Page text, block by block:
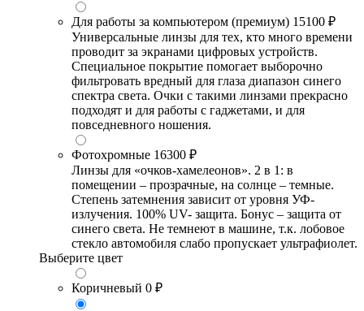
Для работы за компьютером (премиум) 15100 ₽
Универсальные линзы для тех, кто много времени
проводит за экранами цифровых устройств.
Специальное покрытие помогает выборочно
фильтровать вредный для глаза диапазон синего
спектра света. Очки с такими линзами прекрасно
подходят и для работы с гаджетами, и для
повседневного ношения.
Фотохромные 16300 ₽
Линзы для «очков-хамелеонов». 2 в 1: в
помещении – прозрачные, на солнце – темные.
Степень затемнения зависит от уровня УФ-
излучения. 100% UV- защита. Бонус – защита от
синего света. Не темнеют в машине, т.к. лобовое
стекло автомобиля слабо пропускает ультрафиолет.
Выберите цвет
Коричневый 0 ₽